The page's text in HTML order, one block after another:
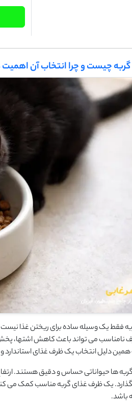
چیست و چرا انتخاب آن اهمیت
فقط یک وسیله ساده برای ریختن غذا
نامناسب می ‌تواند باعث کاهش اشتها،
دلیل انتخاب یک ظرف غذای استاندارد و
ها حیواناتی حساس و دقیق هستند.
یک ظرف غذای گربه مناسب کمک می‌
باشد.